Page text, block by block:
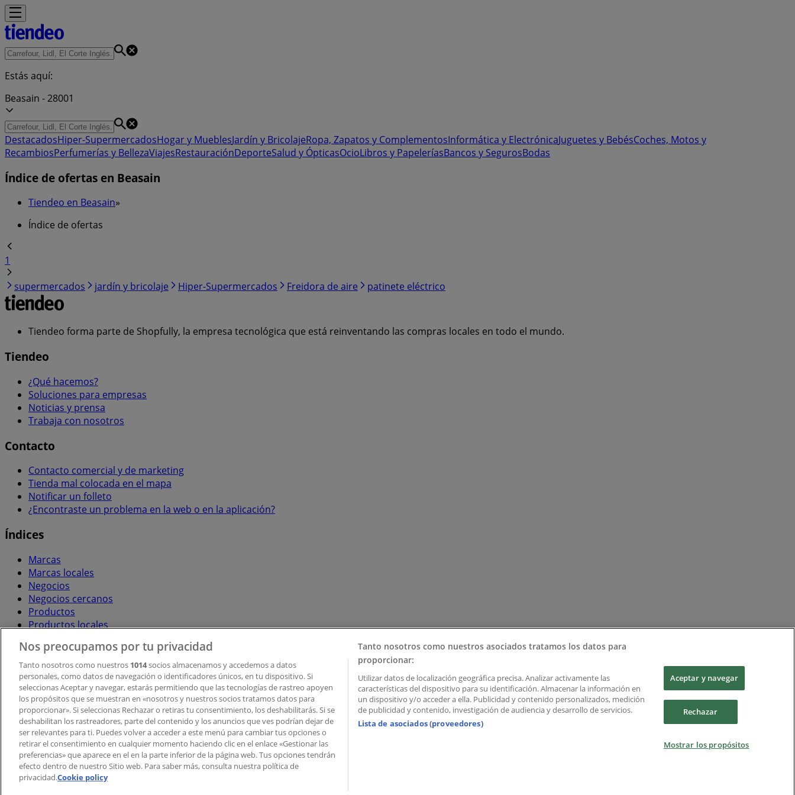
Estás aquí:
Beasain - 28001
DestacadosHiper-SupermercadosHogar y MueblesJardín y BricolajeRopa, Zapatos y ComplementosInformática y ElectrónicaJuguetes y BebésCoches, Motos y
RecambiosPerfumerías y BellezaViajesRestauraciónDeporteSalud y ÓpticasOcioLibros y PapeleríasBancos y SegurosBodas
Índice de ofertas en Beasain
Tiendeo en Beasain»
Índice de ofertas
1
supermercados
jardín y bricolaje Hiper-Supermercados Freidora de aire patinete eléctrico
Tiendeo forma parte de Shopfully, la empresa tecnológica que está reinventando las compras locales en todo el mundo.
Tiendeo
¿Qué hacemos?
Soluciones para empresas
Noticias y prensa
Trabaja con nosotros
Contacto
Contacto comercial y de marketing
Tienda mal colocada en el mapa
Notificar un folleto
¿Encontraste un problema en la web o en la aplicación?
Índices
Marcas
Marcas locales
Negocios
Negocios cercanos
Productos
Productos locales
Descargar la APP Tiendeo
Copyright © Tiendeo ® 2026 · Shopfully Marketing S.L.U. – Palau de Mar – 08039 Barcelona, Spain
Términos y condicionesPolítica de privacidad
Gestionar cookies
Nos preocupamos por tu privacidad
Tanto nosotros como nuestros 1014socios almacenamos y accedemos a datos
personales, como datos de navegación o identificadores únicos, en tu dispositivo. Si
seleccionas Aceptar y navegar, estarás permitiendo que las tecnologías de rastreo apoyen
los propósitos que se muestran en «nosotros y nuestros socios tratamos datos para
proporcionar». Si seleccionas Rechazar o retiras tu consentimiento, los deshabilitarás. Si se
deshabilitan los rastreadores, parte del contenido y los anuncios que ves podrían dejar de
ser relevantes para ti. Puedes volver a acceder a este menú para cambiar tus opciones o
retirar el consentimiento en cualquier momento haciendo clic en el enlace «Gestionar las
preferencias» que aparece en el en la parte inferior de la página web. Tus opciones tendrán
efecto dentro de nuestro Sitio web. Para saber más, consulta nuestra política de
privacidad.Cookie policy
Tanto nosotros como nuestros asociados tratamos los datos para
proporcionar:
Utilizar datos de localización geográfica precisa. Analizar activamente las
características del dispositivo para su identificación. Almacenar la información en
un dispositivo y/o acceder a ella. Publicidad y contenido personalizados, medición
de publicidad y contenido, investigación de audiencia y desarrollo de servicios.
Lista de asociados (proveedores)
Aceptar y navegar
Rechazar
Mostrar los propósitos